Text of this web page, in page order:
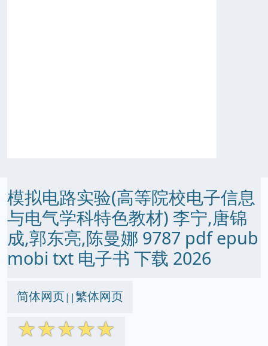
模拟电路实验(高等院校电子信息
与电气学科特色教材) 李宁,唐锦
成,郭东亮,陈曼娜 9787 pdf epub
mobi txt 电子书 下载 2026
简体网页||繁体网页
☆☆☆☆☆